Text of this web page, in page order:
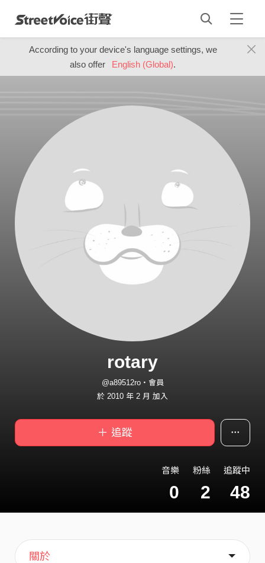
According to your device's language settings, we
also offer
English (Global).
rotary
@a89512ro・會員
於 2010 年 2 月 加入
＋ 追蹤
音樂
0
粉絲
2
追蹤中
48
主頁
歌單
喜歡
關於